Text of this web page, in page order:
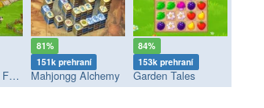
Goodgame Big Farm
81%
151k prehraní
Mahjongg Alchemy
84%
153k prehraní
Garden Tales